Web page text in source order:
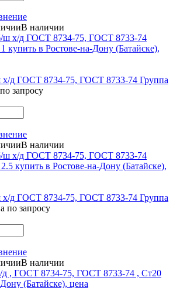
В наличии
х/д ГОСТ 8734-75, ГОСТ 8733-74 Группа
запросу
В наличии
х/д ГОСТ 8734-75, ГОСТ 8733-74 Группа
по запросу
В наличии